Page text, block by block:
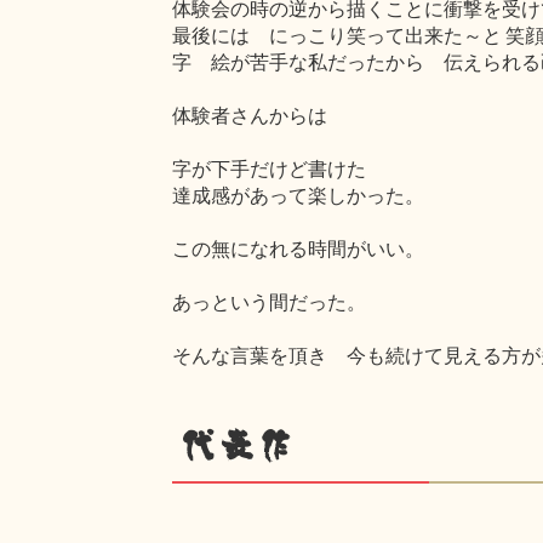
体験会の時の逆から描くことに衝撃を受
最後には にっこり笑って出来た～と 笑
字 絵が苦手な私だったから 伝えられる
体験者さんからは
字が下手だけど書けた
達成感があって楽しかった。
この無になれる時間がいい。
あっという間だった。
そんな言葉を頂き 今も続けて見える方
代表作